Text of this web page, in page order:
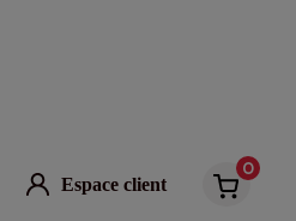
Espace client
0